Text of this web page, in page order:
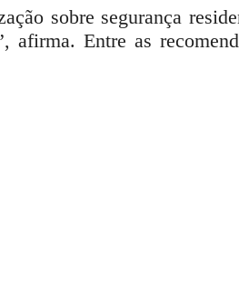
sobre segurança
afirma. Entre as